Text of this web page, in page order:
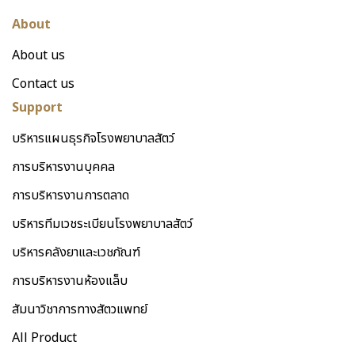
About
About us
Contact us
Support
บริหารแผนธุรกิจโรงพยาบาลสัตว์
การบริหารงานบุคคล
การบริหารงานการตลาด
บริหารทีมเวชระเบียนโรงพยาบาลสัตว์
บริหารคลังยาและเวชภัณฑ์
การบริหารงานห้องแล็บ
สัมนาวิชาการทางสัตวแพทย์
All Product